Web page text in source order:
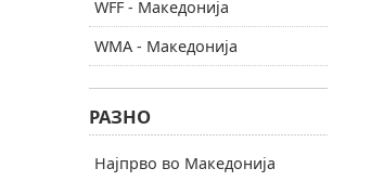
WFF - Македонија
WMA - Македонија
РАЗНО
Најпрво во Македонија